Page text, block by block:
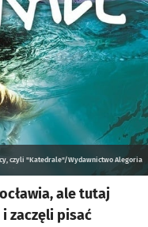
czyli "Katedrale"/Wydawnictwo Alegoria
ale tutaj
zaczęli pisać